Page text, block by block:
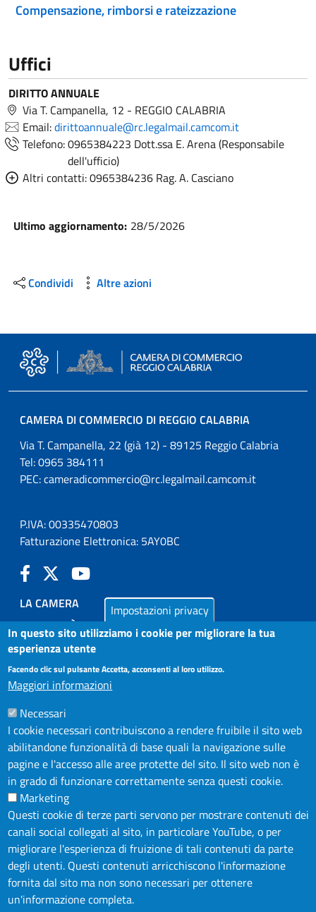
Compensazione, rimborsi e rateizzazione
Uffici
DIRITTO ANNUALE
Via T. Campanella, 12 - REGGIO CALABRIA
Email:dirittoannuale@rc.legalmail.camcom.it
Telefono:0965384223 Dott.ssa E. Arena (Responsabile
dell'ufficio)
Altri contatti:0965384236 Rag. A. Casciano
Ultimo aggiornamento: 28/5/2026
Condividi Altre azioni
CAMERA DI COMMERCIO DI REGGIO CALABRIA
Via T. Campanella, 22 (già 12) - 89125 Reggio Calabria
Tel: 0965 384111
PEC:cameradicommercio@rc.legalmail.camcom.it
P.IVA: 00335470803
Fatturazione Elettronica: 5AY0BC
LA CAMERA
PUBBLICITÀ LEGALE
AMMINISTRAZIONE TRASPARENTE
AZIENDA SPECIALE IN.FORM.A.
AZIENDA SPECIALE SSEA
MODULISTICA
SERVIZIONLINE
URP
INFORMAZIONE ECONOMICA E STATISTICA
NOTE LEGALI
PRIVACY POLICY
DICHIARAZIONE DI ACCESSIBILITÀ
FEEDBACK ACCESSIBILITÀ
Impostazioni privacy
In questo sito utilizziamo i cookie per migliorare la tua
esperienza utente
Facendo clic sul pulsante Accetta, acconsenti al loro utilizzo.
Maggiori informazioni
Necessari
I cookie necessari contribuiscono a rendere fruibile il sito web
abilitandone funzionalità di base quali la navigazione sulle
pagine e l'accesso alle aree protette del sito. Il sito web non è
in grado di funzionare correttamente senza questi cookie.
Marketing
Questi cookie di terze parti servono per mostrare contenuti dei
canali social collegati al sito, in particolare YouTube, o per
migliorare l'esperienza di fruizione di tali contenuti da parte
degli utenti. Questi contenuti arricchiscono l'informazione
fornita dal sito ma non sono necessari per ottenere
un'informazione completa.